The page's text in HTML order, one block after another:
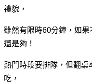
禮貌，
雖然有限時60分鐘，如
還是夠！
熱門時段要排隊，但翻桌
吃，